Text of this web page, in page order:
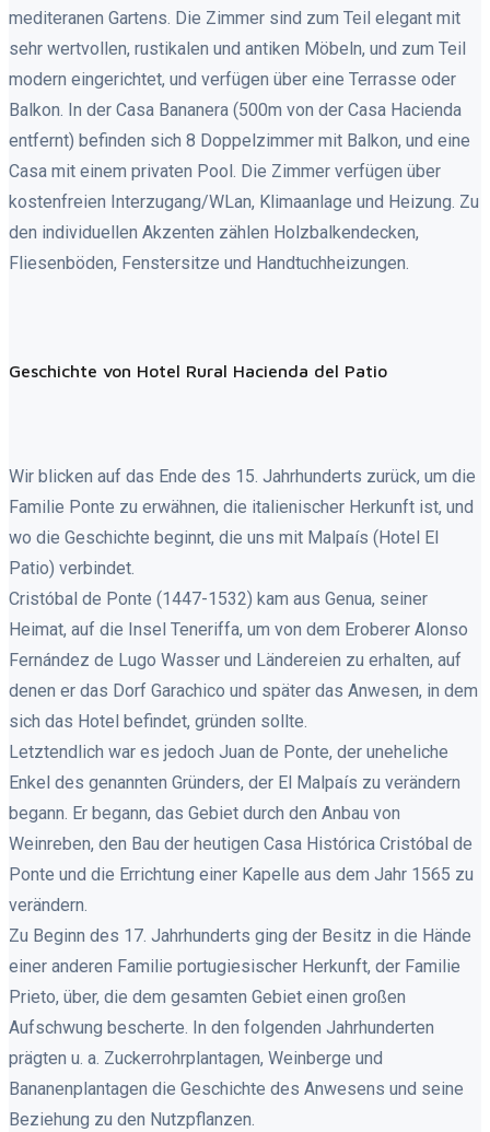
mediteranen Gartens. Die Zimmer sind zum Teil elegant mit
sehr wertvollen, rustikalen und antiken Möbeln, und zum Teil
modern eingerichtet, und verfügen über eine Terrasse oder
Balkon. In der Casa Bananera (500m von der Casa Hacienda
entfernt) befinden sich 8 Doppelzimmer mit Balkon, und eine
Casa mit einem privaten Pool. Die Zimmer verfügen über
kostenfreien Interzugang/WLan, Klimaanlage und Heizung. Zu
den individuellen Akzenten zählen Holzbalkendecken,
Fliesenböden, Fenstersitze und Handtuchheizungen.
Geschichte von Hotel Rural Hacienda del Patio
Wir blicken auf das Ende des 15. Jahrhunderts zurück, um die
Familie Ponte zu erwähnen, die italienischer Herkunft ist, und
wo die Geschichte beginnt, die uns mit Malpaís (Hotel El
Patio) verbindet.
Cristóbal de Ponte (1447-1532) kam aus Genua, seiner
Heimat, auf die Insel Teneriffa, um von dem Eroberer Alonso
Fernández de Lugo Wasser und Ländereien zu erhalten, auf
denen er das Dorf Garachico und später das Anwesen, in dem
sich das Hotel befindet, gründen sollte.
Letztendlich war es jedoch Juan de Ponte, der uneheliche
Enkel des genannten Gründers, der El Malpaís zu verändern
begann. Er begann, das Gebiet durch den Anbau von
Weinreben, den Bau der heutigen Casa Histórica Cristóbal de
Ponte und die Errichtung einer Kapelle aus dem Jahr 1565 zu
verändern.
Zu Beginn des 17. Jahrhunderts ging der Besitz in die Hände
einer anderen Familie portugiesischer Herkunft, der Familie
Prieto, über, die dem gesamten Gebiet einen großen
Aufschwung bescherte. In den folgenden Jahrhunderten
prägten u. a. Zuckerrohrplantagen, Weinberge und
Bananenplantagen die Geschichte des Anwesens und seine
Beziehung zu den Nutzpflanzen.